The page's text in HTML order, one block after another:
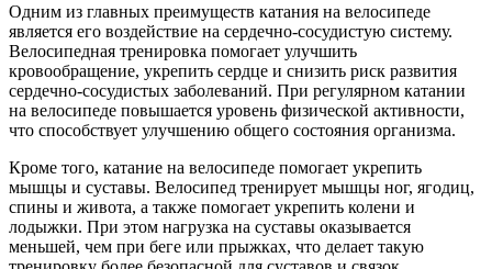
Одним из главных преимуществ катания на велосипеде
является его воздействие на сердечно-сосудистую систему.
Велосипедная тренировка помогает улучшить
кровообращение, укрепить сердце и снизить риск развития
сердечно-сосудистых заболеваний. При регулярном катании
на велосипеде повышается уровень физической активности,
что способствует улучшению общего состояния организма.
Кроме того, катание на велосипеде помогает укрепить
мышцы и суставы. Велосипед тренирует мышцы ног, ягодиц,
спины и живота, а также помогает укрепить колени и
лодыжки. При этом нагрузка на суставы оказывается
меньшей, чем при беге или прыжках, что делает такую